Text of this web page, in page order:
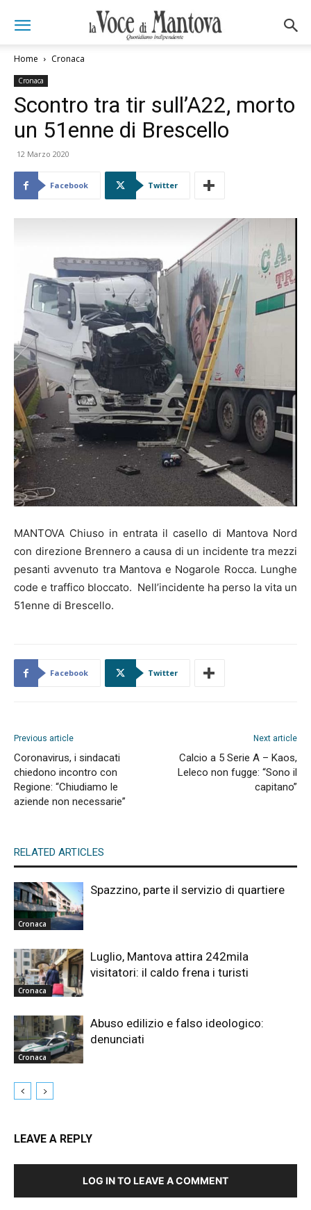
Home Cronaca
Cronaca
Scontro tra tir sull’A22, morto
un 51enne di Brescello
12 Marzo 2020
Facebook Twitter
MANTOVA Chiuso in entrata il casello di Mantova Nord
con direzione Brennero a causa di un incidente tra mezzi
pesanti avvenuto tra Mantova e Nogarole Rocca. Lunghe
code e traffico bloccato. Nell’incidente ha perso la vita un
51enne di Brescello.
Facebook Twitter
Previous article
Coronavirus, i sindacati
chiedono incontro con
Regione: “Chiudiamo le
aziende non necessarie”
Next article
Calcio a 5 Serie A – Kaos,
Leleco non fugge: “Sono il
capitano”
RELATED ARTICLES
Cronaca
Spazzino, parte il servizio di quartiere
Cronaca
Luglio, Mantova attira 242mila
visitatori: il caldo frena i turisti
Cronaca
Abuso edilizio e falso ideologico:
denunciati
LEAVE A REPLY
LOG IN TO LEAVE A COMMENT